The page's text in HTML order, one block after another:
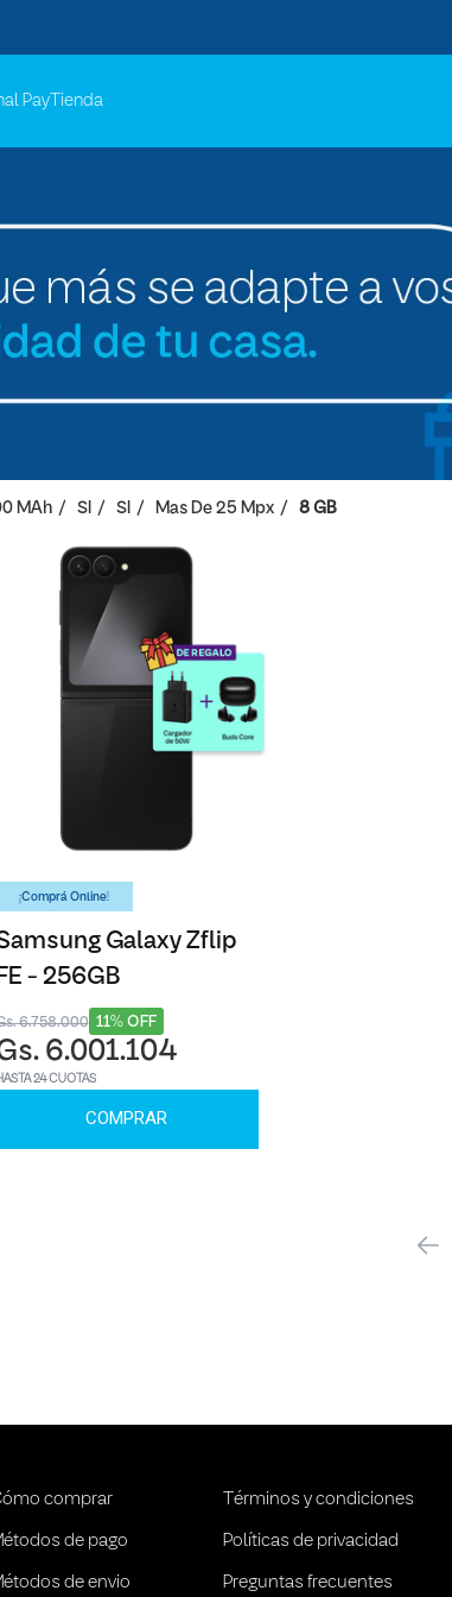
Pay Tienda
MAh SI SI Mas De 25 Mpx 8 GB
¡Comprá Online!
Galaxy Zflip
FE - 256GB
11% OFF
6.758.000
6.001.104
24 CUOTAS
COMPRAR
anterior
comprar
de pago
de envio
Términos y condiciones
Políticas de privacidad
Preguntas frecuentes